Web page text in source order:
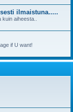
ilmaistuna.....
aiheesta..
if U want!